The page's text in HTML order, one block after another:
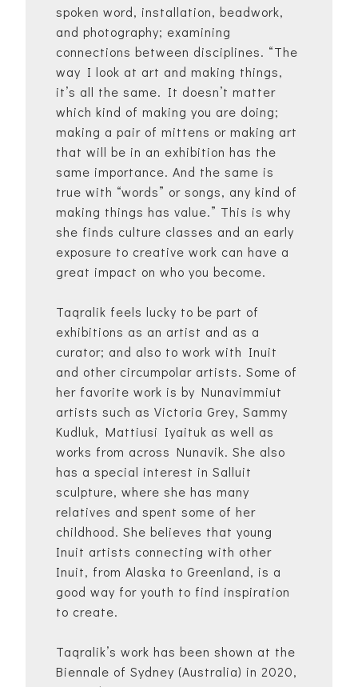
spoken word, installation, beadwork,
and photography; examining
connections between disciplines. “The
way I look at art and making things,
it’s all the same. It doesn’t matter
which kind of making you are doing;
making a pair of mittens or making art
that will be in an exhibition has the
same importance. And the same is
true with “words” or songs, any kind of
making things has value.” This is why
she finds culture classes and an early
exposure to creative work can have a
great impact on who you become.
Taqralik feels lucky to be part of
exhibitions as an artist and as a
curator; and also to work with Inuit
and other circumpolar artists. Some of
her favorite work is by Nunavimmiut
artists such as Victoria Grey, Sammy
Kudluk, Mattiusi Iyaituk as well as
works from across Nunavik. She also
has a special interest in Salluit
sculpture, where she has many
relatives and spent some of her
childhood. She believes that young
Inuit artists connecting with other
Inuit, from Alaska to Greenland, is a
good way for youth to find inspiration
to create.
Taqralik’s work has been shown at the
Biennale of Sydney (Australia) in 2020,